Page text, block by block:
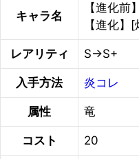
キャラ名
【進化前
【進化
レアリティ S→S+
入手方法 炎コレ
属性 竜
コスト 20